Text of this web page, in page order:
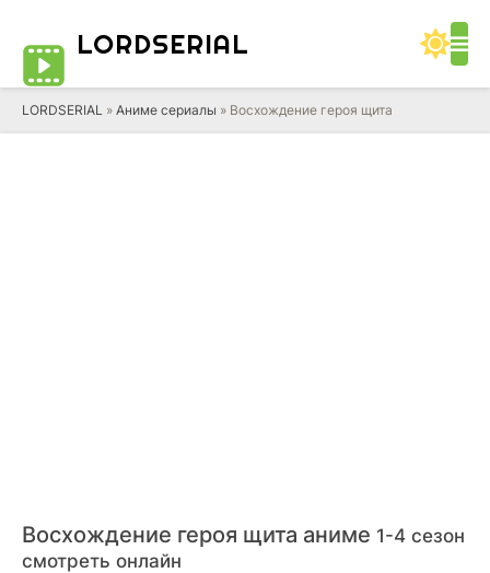
LORDSERIAL
LORDSERIAL » Аниме сериалы » Восхождение героя щита
Восхождение героя щита аниме 1-4 сезон
смотреть онлайн